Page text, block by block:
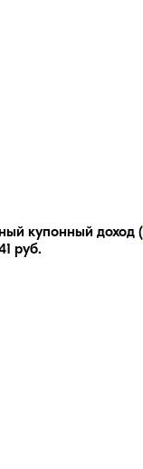
купонный доход (
руб.